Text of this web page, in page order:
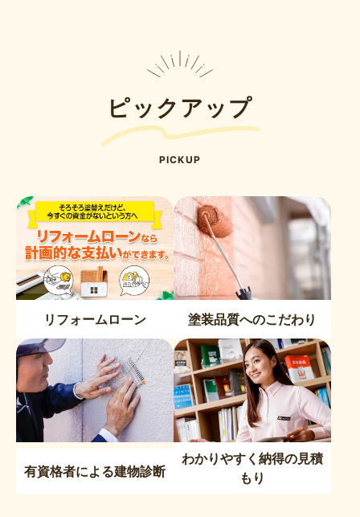
ピックアップ
PICKUP
リフォームローン 塗装品質へのこだわり
有資格者による建物診断
わかりやすく納得の見積
もり